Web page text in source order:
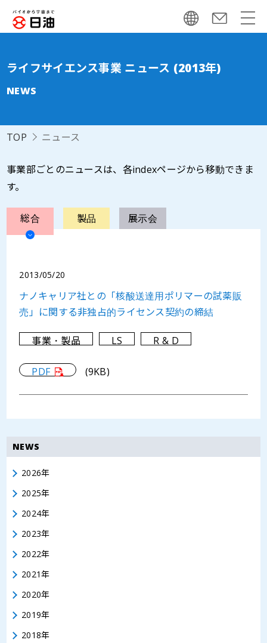
ライフサイエンス事業 ニュース (2013年)
NEWS
TOP ニュース
事業部ごとのニュースは、各indexページから移動できま
す。
総合 製品 展示会
2013/05/20
ナノキャリア社との「核酸送達用ポリマーの試薬販
売」に関する非独占的ライセンス契約の締結
事業・製品 LS R & D
PDF (9KB)
NEWS
2026年
2025年
2024年
2023年
2022年
2021年
2020年
2019年
2018年